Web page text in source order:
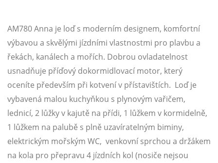
AM780 Anna je loď s moderním designem, komfortní
výbavou a skvělými jízdními vlastnostmi pro plavbu a
řekách, kanálech a mořích. Dobrou ovladatelnost
usnadňuje příďový dokormidlovací motor, který
oceníte především při kotvení v přístavištích. Loď je
vybavená malou kuchyňkou s plynovým vařičem,
lednicí, 2 lůžky v kajutě na přídi, 1 lůžkem v kormidelně,
1 lůžkem na palubě s plně uzavíratelným biminy,
elektrickým mořským WC, venkovní sprchou a držákem
na kola pro přepravu 4 jízdních kol (nosiče nejsou